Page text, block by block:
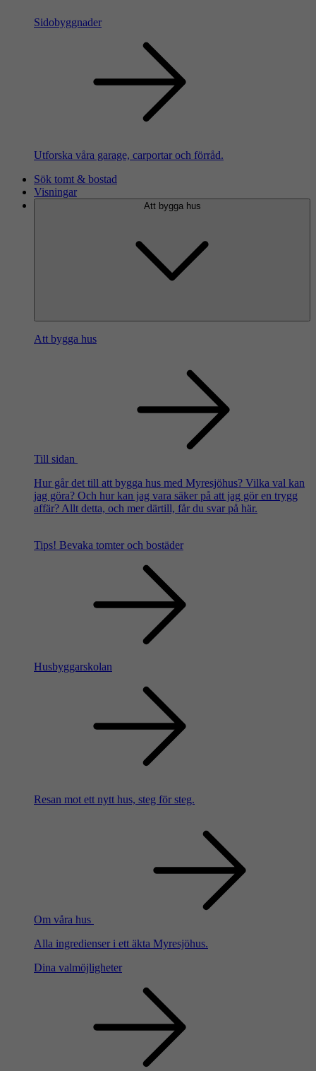
Sidobyggnader
Utforska våra garage, carportar och förråd.
Sök tomt & bostad
Visningar
Att bygga hus
Att bygga hus
Till sidan
Hur går det till att bygga hus med Myresjöhus? Vilka val kan
jag göra? Och hur kan jag vara säker på att jag gör en trygg
affär? Allt detta, och mer därtill, får du svar på här.
Tips! Bevaka tomter och bostäder
Husbyggarskolan
Resan mot ett nytt hus, steg för steg.
Om våra hus
Alla ingredienser i ett äkta Myresjöhus.
Dina valmöjligheter